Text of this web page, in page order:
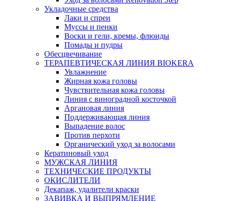
Укладочные средства
Лаки и спреи
Муссы и пенки
Воски и гели, кремы, флюиды
Помады и пудры
Обесцвечивание
ТЕРАПЕВТИЧЕСКАЯ ЛИНИЯ BIOKERA
Увлажнение
Жирная кожа головы
Чувствительная кожа головы
Линия c виноградной косточкой
Аргановая линия
Поддерживающая линия
Выпадение волос
Против перхоти
Органический уход за волосами
Кератиновый уход
МУЖСКАЯ ЛИНИЯ
ТЕХНИЧЕСКИЕ ПРОДУКТЫ
ОКИСЛИТЕЛИ
Декапаж, удалители краски
ЗАВИВКА И ВЫПРЯМЛЕНИЕ